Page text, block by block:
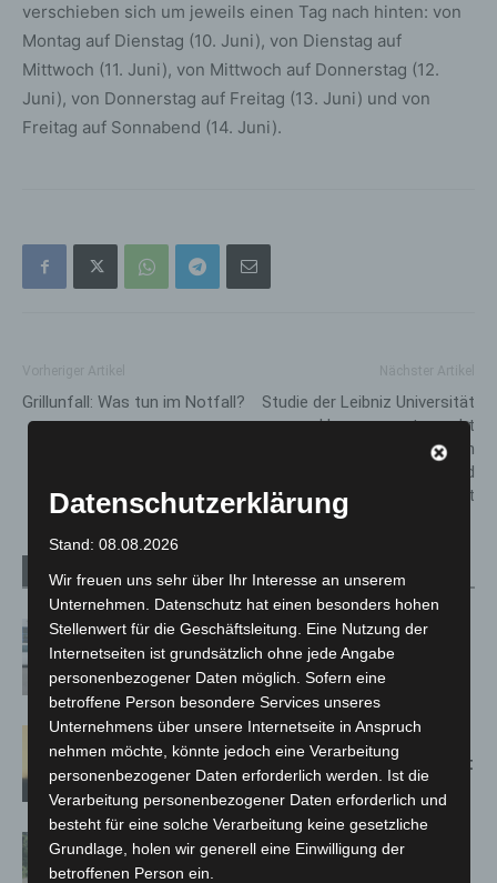
verschieben sich um jeweils einen Tag nach hinten: von
Montag auf Dienstag (10. Juni), von Dienstag auf
Mittwoch (11. Juni), von Mittwoch auf Donnerstag (12.
Juni), von Donnerstag auf Freitag (13. Juni) und von
Freitag auf Sonnabend (14. Juni).
Grillunfall: Was tun im Notfall?
Studie der Leibniz Universität
Hannover untersucht
Zusammenhang zwischen
Essenszeiten und
Schlafqualität
Verwandte Artikel Mehr vom Autor
Niedersachsen: Feuerwehrkräfte
kehren nach Waldbrandeinsatz aus
Spanien zurück
Hannover: Erste Tigermücken-
Population in Niedersachsen entdeckt
Brand im „Haus der Begegnung“ in
Neuwarmbüchen schnell eingedämmt
Datenschutzerklärung
Stand: 08.08.2026
Wir freuen uns sehr über Ihr Interesse an unserem
Unternehmen. Datenschutz hat einen besonders hohen
Stellenwert für die Geschäftsleitung. Eine Nutzung der
Internetseiten ist grundsätzlich ohne jede Angabe
personenbezogener Daten möglich. Sofern eine
betroffene Person besondere Services unseres
Unternehmens über unsere Internetseite in Anspruch
nehmen möchte, könnte jedoch eine Verarbeitung
personenbezogener Daten erforderlich werden. Ist die
Verarbeitung personenbezogener Daten erforderlich und
besteht für eine solche Verarbeitung keine gesetzliche
Grundlage, holen wir generell eine Einwilligung der
betroffenen Person ein.